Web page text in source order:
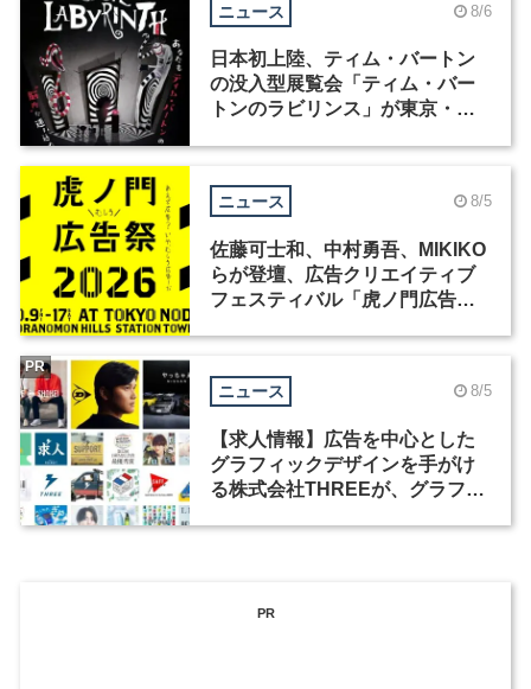
ニュース 8/6
日本初上陸、ティム・バートン
の没入型展覧会「ティム・バー
トンのラビリンス」が東京・豊
ニュース 8/5
佐藤可士和、中村勇吾、MIKIKO
らが登壇、広告クリエイティブ
フェスティバル「虎ノ門広告
ニュース 8/5
【求人情報】広告を中心とした
グラフィックデザインを手がけ
る株式会社THREEが、グラフィ
PR
PR